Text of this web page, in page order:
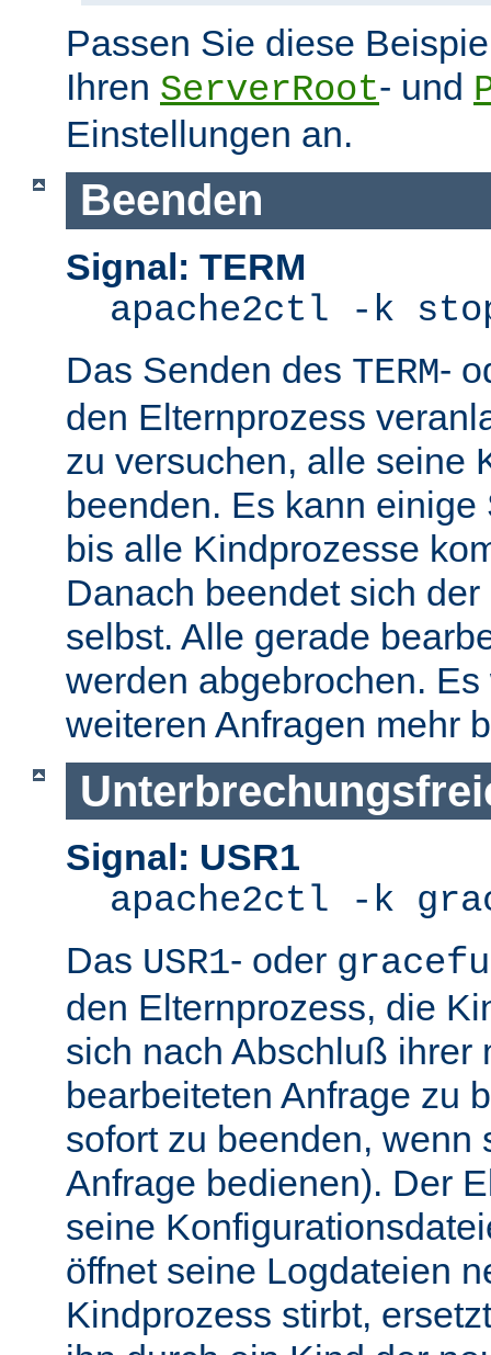
Passen Sie diese
Ihren ServerRoot- und
Einstellungen an.
Beenden
Signal: TERM
apache2ctl -k
Das Senden des TERM-
den Elternprozess
zu versuchen, alle seine
beenden. Es kann
bis alle Kindprozesse
Danach beendet sich
selbst. Alle gerade
werden abgebrochen.
weiteren Anfragen mehr
Signal: USR1
apache2ctl -k
Das USR1- oder
den Elternprozess, die
sich nach Abschluß ihrer
bearbeiteten Anfrage zu
sofort zu beenden, wenn
Anfrage bedienen). Der
seine
öffnet seine Logdateien
Kindprozess stirbt,